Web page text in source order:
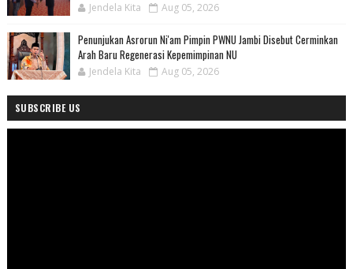
Jendela Kita Aug 05, 2026
Penunjukan Asrorun Ni'am Pimpin PWNU Jambi Disebut Cerminkan
Arah Baru Regenerasi Kepemimpinan NU
Jendela Kita Aug 05, 2026
SUBSCRIBE US